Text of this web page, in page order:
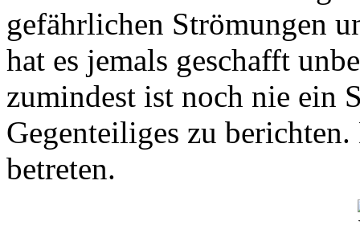
gefährlichen Strömungen
hat es jemals geschafft
zumindest ist noch nie ein
Gegenteiliges zu
betreten.